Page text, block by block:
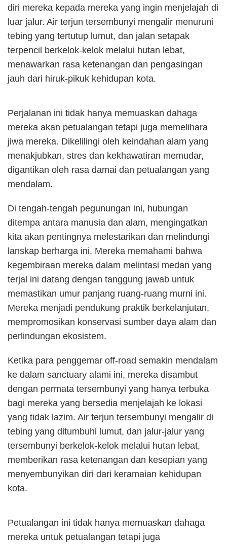
diri mereka kepada mereka yang ingin menjelajah di
luar jalur. Air terjun tersembunyi mengalir menuruni
tebing yang tertutup lumut, dan jalan setapak
terpencil berkelok-kelok melalui hutan lebat,
menawarkan rasa ketenangan dan pengasingan
jauh dari hiruk-pikuk kehidupan kota.
Perjalanan ini tidak hanya memuaskan dahaga
mereka akan petualangan tetapi juga memelihara
jiwa mereka. Dikelilingi oleh keindahan alam yang
menakjubkan, stres dan kekhawatiran memudar,
digantikan oleh rasa damai dan petualangan yang
mendalam.
Di tengah-tengah pegunungan ini, hubungan
ditempa antara manusia dan alam, mengingatkan
kita akan pentingnya melestarikan dan melindungi
lanskap berharga ini. Mereka memahami bahwa
kegembiraan mereka dalam melintasi medan yang
terjal ini datang dengan tanggung jawab untuk
memastikan umur panjang ruang-ruang murni ini.
Mereka menjadi pendukung praktik berkelanjutan,
mempromosikan konservasi sumber daya alam dan
perlindungan ekosistem.
Ketika para penggemar off-road semakin mendalam
ke dalam sanctuary alami ini, mereka disambut
dengan permata tersembunyi yang hanya terbuka
bagi mereka yang bersedia menjelajah ke lokasi
yang tidak lazim. Air terjun tersembunyi mengalir di
tebing yang ditumbuhi lumut, dan jalur-jalur yang
tersembunyi berkelok-kelok melalui hutan lebat,
memberikan rasa ketenangan dan kesepian yang
menyembunyikan diri dari keramaian kehidupan
kota.
Petualangan ini tidak hanya memuaskan dahaga
mereka untuk petualangan tetapi juga